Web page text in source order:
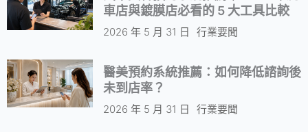
車店與鍍膜店必看的 5 大工具比較
2026 年 5 月 31 日 行業要聞
醫美預約系統推薦：如何降低諮詢後
未到店率？
2026 年 5 月 31 日 行業要聞